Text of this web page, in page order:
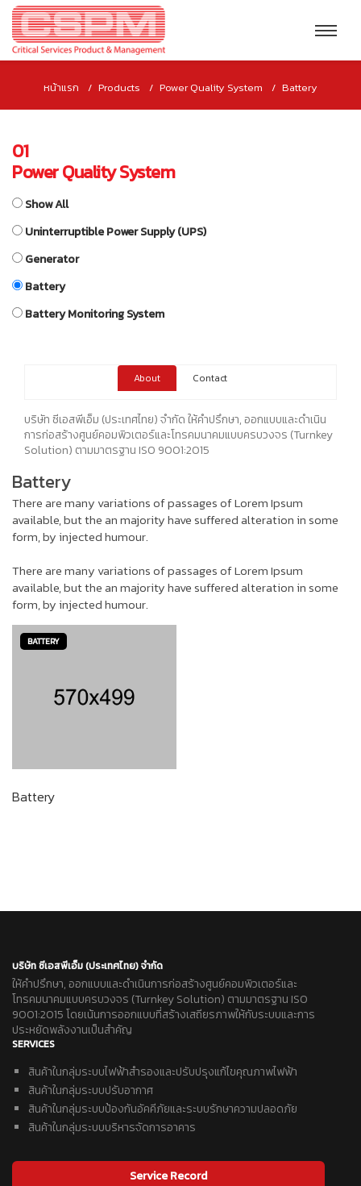
หน้าแรก Products Power Quality System Battery
01
Power Quality System
Show All
Uninterruptible Power Supply (UPS)
Generator
Battery
Battery Monitoring System
About Contact
บริษัท ซีเอสพีเอ็ม (ประเทศไทย) จำกัด ให้คำปรึกษา, ออกแบบและดำเนิน
การก่อสร้างศูนย์คอมพิวเตอร์และโทรคมนาคมแบบครบวงจร (Turnkey
Solution) ตามมาตรฐาน ISO 9001:2015
Battery
There are many variations of passages of Lorem Ipsum
available, but the an majority have suffered alteration in some
form, by injected humour.
There are many variations of passages of Lorem Ipsum
available, but the an majority have suffered alteration in some
form, by injected humour.
BATTERY
Battery
บริษัท ซีเอสพีเอ็ม (ประเทศไทย) จำกัด
ให้คำปรึกษา, ออกแบบและดำเนินการก่อสร้างศูนย์คอมพิวเตอร์และ
โทรคมนาคมแบบครบวงจร (Turnkey Solution) ตามมาตรฐาน ISO
9001:2015 โดยเน้นการออกแบบที่สร้างเสถียรภาพให้กับระบบและการ
ประหยัดพลังงานเป็นสำคัญ
SERVICES
สินค้าในกลุ่มระบบไฟฟ้าสำรองและปรับปรุงแก้ไขคุณภาพไฟฟ้า
สินค้าในกลุ่มระบบปรับอากาศ
สินค้าในกลุ่มระบบป้องกันอัคคีภัยและระบบรักษาความปลอดภัย
สินค้าในกลุ่มระบบบริหารจัดการอาคาร
Service Record